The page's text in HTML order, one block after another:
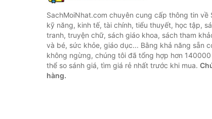
SachMoiNhat.com chuyên cung cấp thông tin về
kỹ năng, kinh tế, tài chính, tiểu thuyết, học tập,
tranh, truyện chữ, sách giáo khoa, sách tham
và bé, sức khỏe, giáo dục... Bằng khả năng sẵn
không ngừng, chúng tôi đã tổng hợp hơn
thể so sánh giá, tìm giá rẻ nhất trước khi mua.
hàng.